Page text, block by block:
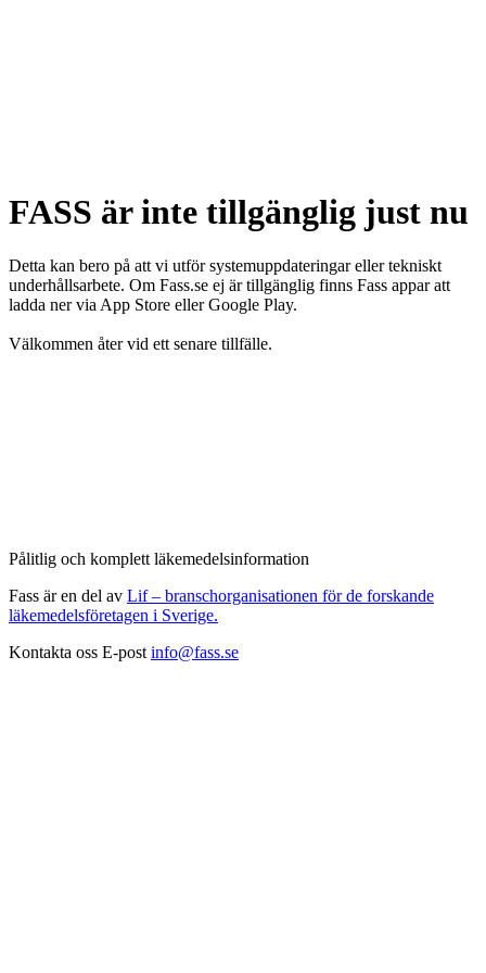
FASS är inte tillgänglig just nu
Detta kan bero på att vi utför systemuppdateringar eller tekniskt
underhållsarbete. Om Fass.se ej är tillgänglig finns Fass appar att
ladda ner via App Store eller Google Play.
Välkommen åter vid ett senare tillfälle.
Pålitlig och komplett läkemedelsinformation
Fass är en del av Lif – branschorganisationen för de forskande
läkemedelsföretagen i Sverige.
Kontakta oss E-post info@fass.se